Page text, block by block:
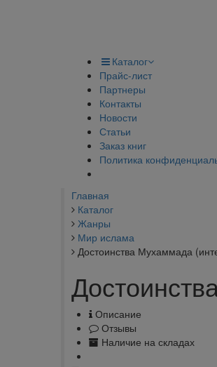
Каталог
Прайс-лист
Партнеры
Контакты
Новости
Статьи
Заказ книг
Политика
Главная
Каталог
Жанры
Мир ислама
Достоинства Мухаммада
Описание
Отзывы
Наличие на складах